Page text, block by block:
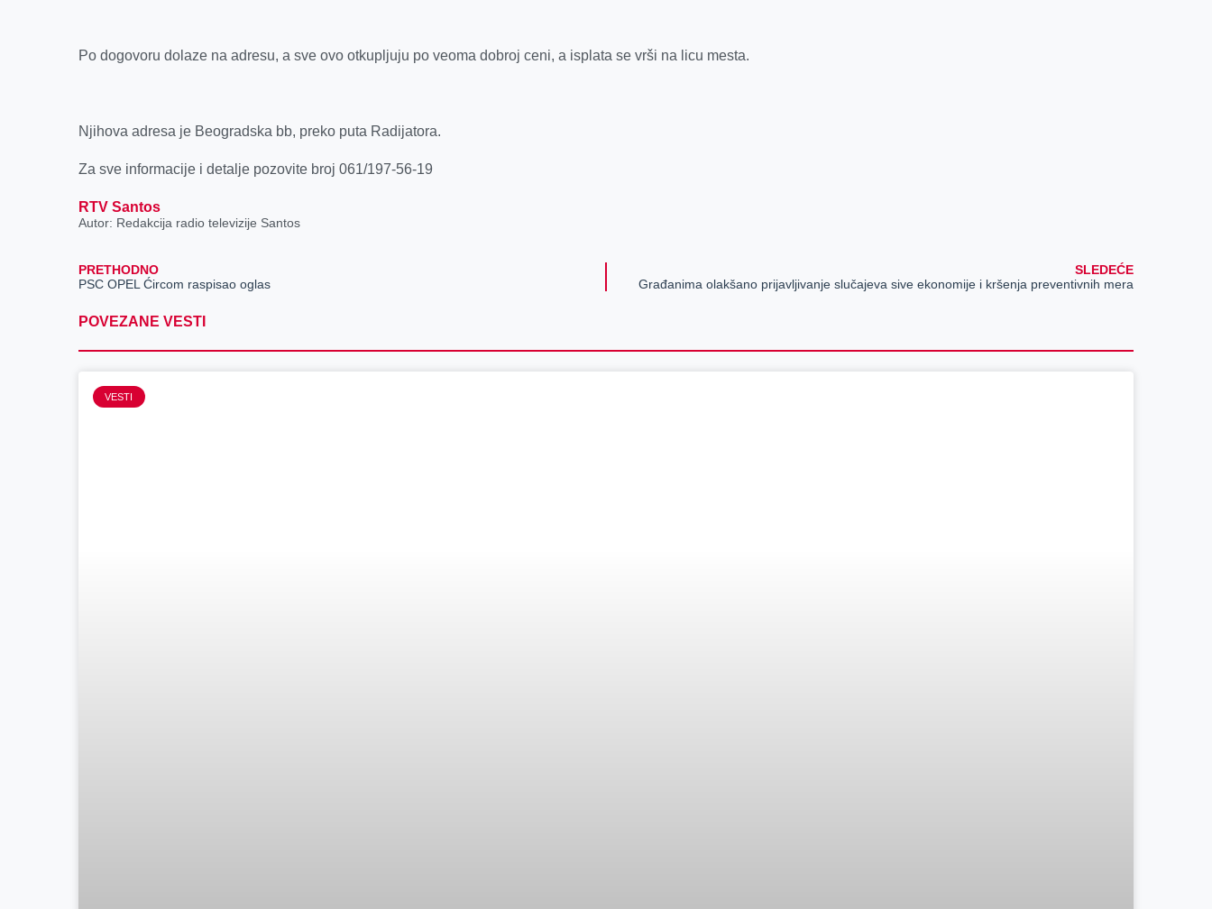
Po dogovoru dolaze na adresu, a sve ovo otkupljuju po veoma dobroj ceni, a isplata se vrši na licu mesta.
Njihova adresa je Beogradska bb, preko puta Radijatora.
Za sve informacije i detalje pozovite broj 061/197-56-19
RTV Santos
Autor: Redakcija radio televizije Santos
PRETHODNO
PSC OPEL Ćircom raspisao oglas
SLEDEĆE
Građanima olakšano prijavljivanje slučajeva sive ekonomije i kršenja preventivnih mera
POVEZANE VESTI
VESTI